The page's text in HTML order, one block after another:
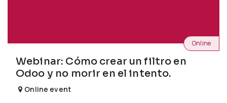
Webinar: Cómo crear un filtro en
Odoo y no morir en el intento.
Online
Online event